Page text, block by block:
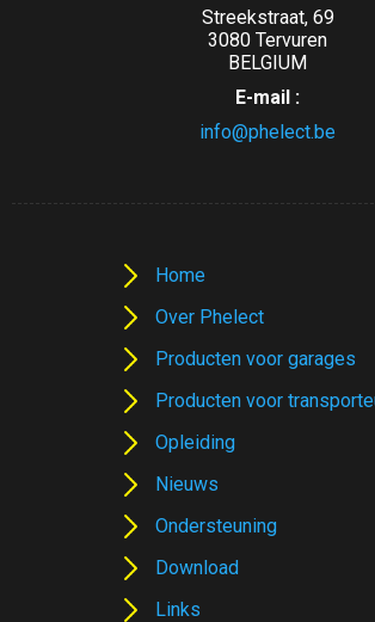
Streekstraat, 69
3080 Tervuren
BELGIUM
E-mail :
info@phelect.be
Home
Over Phelect
Producten voor garages
Producten voor
Opleiding
Nieuws
Ondersteuning
Download
Links